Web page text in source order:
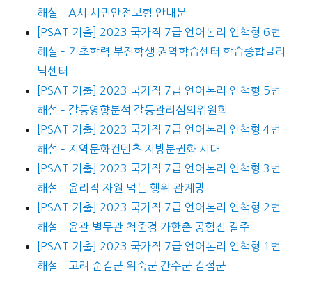
해설 – A시 시민안전보험 안내문
[PSAT 기출] 2023 국가직 7급 언어논리 인책형 6번
해설 – 기초학력 부진학생 권역학습센터 학습종합클리
닉센터
[PSAT 기출] 2023 국가직 7급 언어논리 인책형 5번
해설 – 갈등영향분석 갈등관리심의위원회
[PSAT 기출] 2023 국가직 7급 언어논리 인책형 4번
해설 – 지역문화컨텐츠 지방분권화 시대
[PSAT 기출] 2023 국가직 7급 언어논리 인책형 3번
해설 – 윤리적 자원 먹는 행위 관계망
[PSAT 기출] 2023 국가직 7급 언어논리 인책형 2번
해설 – 윤관 별무관 척준경 가한촌 공험진 길주
[PSAT 기출] 2023 국가직 7급 언어논리 인책형 1번
해설 – 고려 순검군 위숙군 간수군 검점군